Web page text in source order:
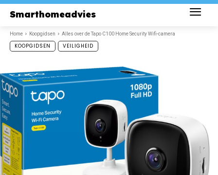
Smarthomeadvies
Home Koopgidsen Alles over de Tapo C100 Home Security Wifi-camera
KOOPGIDSEN VEILIGHEID